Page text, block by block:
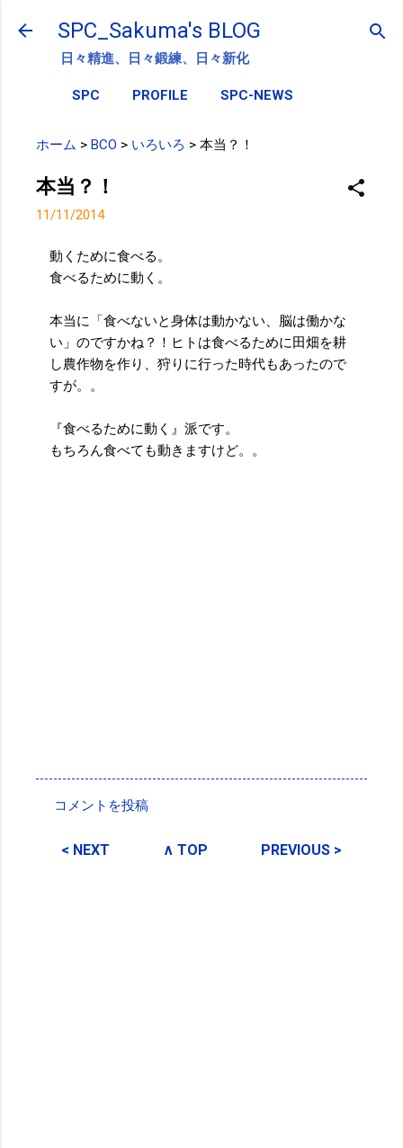
スキップしてメイン コンテンツに移動
SPC_Sakuma's BLOG
日々精進、日々鍛練、日々新化
SPC PROFILE SPC-NEWS
ホーム > BCO > いろいろ > 本当？！
本当？！
11/11/2014
動くために食べる。
食べるために動く。
本当に「食べないと身体は動かない、脳は働かな
い」のですかね？！ ヒトは食べるために田畑を耕
し農作物を作り、狩りに行った時代もあったので
すが。。
『食べるために動く』派です。
もちろん食べても動きますけど。。
メ
コメントを投稿
< NEXT ∧ TOP PREVIOUS >